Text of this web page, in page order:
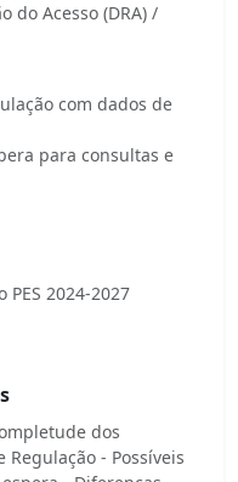
do Acesso (DRA) /
com dados de
para consultas e
2024-2027
dos
- Possíveis